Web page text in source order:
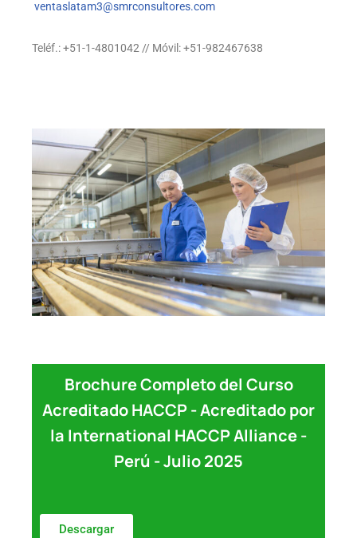
ventaslatam3@smrconsultores.com
Teléf.: +51-1-4801042 // Móvil: +51-982467638
Brochure Completo del Curso
Acreditado HACCP - Acreditado por
la International HACCP Alliance -
Perú - Julio 2025
Descargar